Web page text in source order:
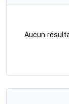
Aucun